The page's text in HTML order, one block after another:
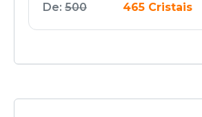
De: 500 465 Cristais